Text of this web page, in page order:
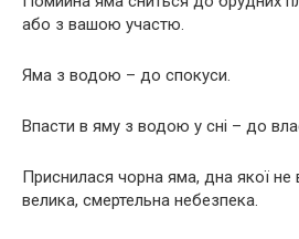
або з вашою участю.
Яма з водою – до спокуси.
Впасти в яму з водою у сні – до
Приснилася чорна яма, дна якої
велика, смертельна небезпека.